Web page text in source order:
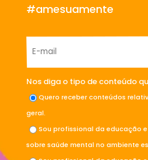
#amesuamente
Nos diga o tipo de conteúdo
Quero receber conteúdos
geral.
Sou profissional da educação
sobre saúde mental no ambiente